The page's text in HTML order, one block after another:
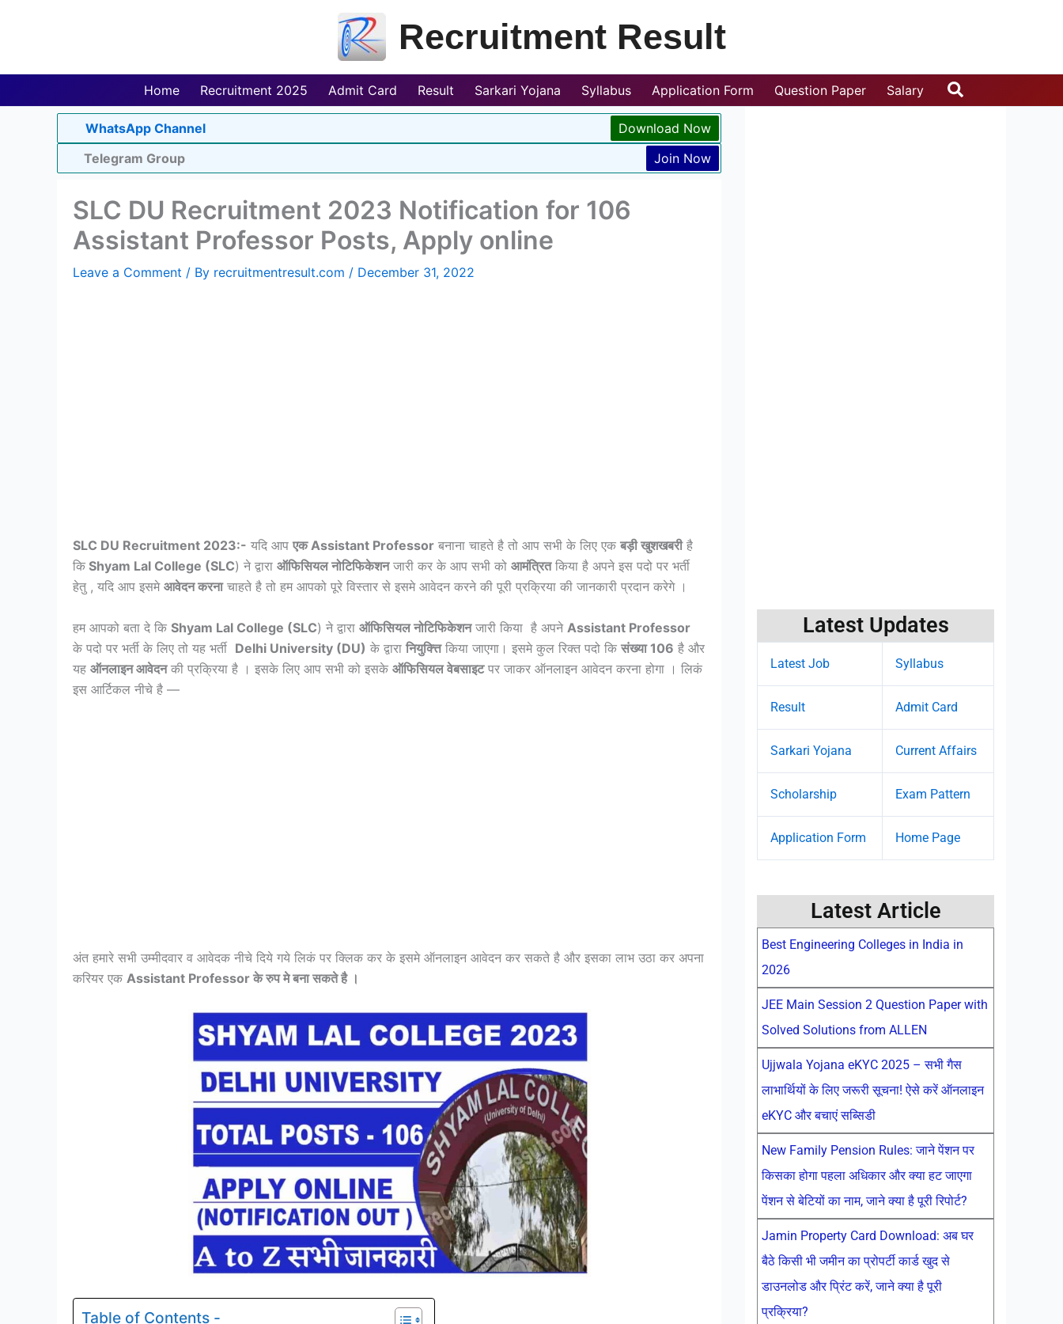
Recruitment Result
Home Recruitment 2025 Admit Card Result Sarkari Yojana Syllabus Application Form Question Paper Salary Search
WhatsApp Channel
Download Now
Telegram Group
Join Now
SLC DU Recruitment 2023 Notification for 106
Assistant Professor Posts, Apply online
Leave a Comment / By recruitmentresult.com / December 31, 2022
SLC DU Recruitment 2023:- यदि आप एक Assistant Professor बनाना चाहते है तो आप सभी के लिए एक बड़ी खुशखबरीहै
कि Shyam Lal College (SLC) ने द्वारा ऑफिसियल नोटिफिकेशनजारी कर के आप सभी को आमंत्रितकिया है अपने इस पदो पर भर्ती
हेतु , यदि आप इसमे आवेदन करनाचाहते है तो हम आपको पूरे विस्तार से इसमे आवेदन करने की पूरी प्रक्रिया की जानकारी प्रदान करेगे ।
हम आपको बता दे कि Shyam Lal College (SLC) ने द्वारा ऑफिसियल नोटिफिकेशनजारी किया है अपने Assistant Professor
के पदो पर भर्ती के लिए तो यह भर्ती Delhi University (DU) के द्वारा नियुक्त्तिकिया जाएगा। इसमे कुल रिक्त पदो कि संख्या 106 है और
यह ऑनलाइन आवेदनकी प्रक्रिया है । इसके लिए आप सभी को इसके ऑफिसियल वेबसाइटपर जाकर ऑनलाइन आवेदन करना होगा । लिकं
इस आर्टिकल नीचे है —
अंत हमारे सभी उम्मीदवार व आवेदक नीचे दिये गये लिकं पर क्लिक कर के इसमे ऑनलाइन आवेदन कर सकते है और इसका लाभ उठा कर अपना
करियर एक Assistant Professor के रुप मे बना सकते है ।
Table of Contents -
Latest Updates
Latest Job Syllabus
Result Admit Card
Sarkari Yojana Current Affairs
Scholarship Exam Pattern
Application Form Home Page
Latest Article
Best Engineering Colleges in India in
2026
JEE Main Session 2 Question Paper with
Solved Solutions from ALLEN
Ujjwala Yojana eKYC 2025 – सभी गैस
लाभार्थियों के लिए जरूरी सूचना! ऐसे करें ऑनलाइन
eKYC और बचाएं सब्सिडी
New Family Pension Rules: जाने पेंशन पर
किसका होगा पहला अधिकार और क्या हट जाएगा
पेंशन से बेटियों का नाम, जाने क्या है पूरी रिपोर्ट?
Jamin Property Card Download: अब घर
बैठे किसी भी जमीन का प्रोपर्टी कार्ड खुद से
डाउनलोड और प्रिंट करें, जाने क्या है पूरी
प्रक्रिया?